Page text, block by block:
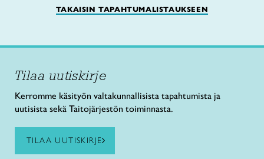
TAKAISIN TAPAHTUMALISTAUKSEEN
Tilaa uutiskirje
Kerromme käsityön valtakunnallisista tapahtumista ja
uutisista sekä Taitojärjestön toiminnasta.
TILAA UUTISKIRJE